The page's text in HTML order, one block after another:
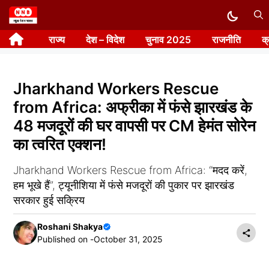
Skip
to
content राज्य देश – विदेश चुनाव 2025 राजनीति
Jharkhand Workers Rescue
from Africa: अफ्रीका में फंसे झारखंड के
48 मजदूरों की घर वापसी पर CM हेमंत सोरेन
का त्वरित एक्शन!
Jharkhand Workers Rescue from Africa: “मदद करें,
हम भूखे हैं”, ट्यूनीशिया में फंसे मजदूरों की पुकार पर झारखंड
सरकार हुई सक्रिय
Roshani Shakya
Published on -October 31, 2025